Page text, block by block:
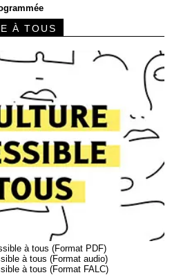
À TOUS
à tous (Format PDF)
à tous (Format audio)
à tous (Format FALC)